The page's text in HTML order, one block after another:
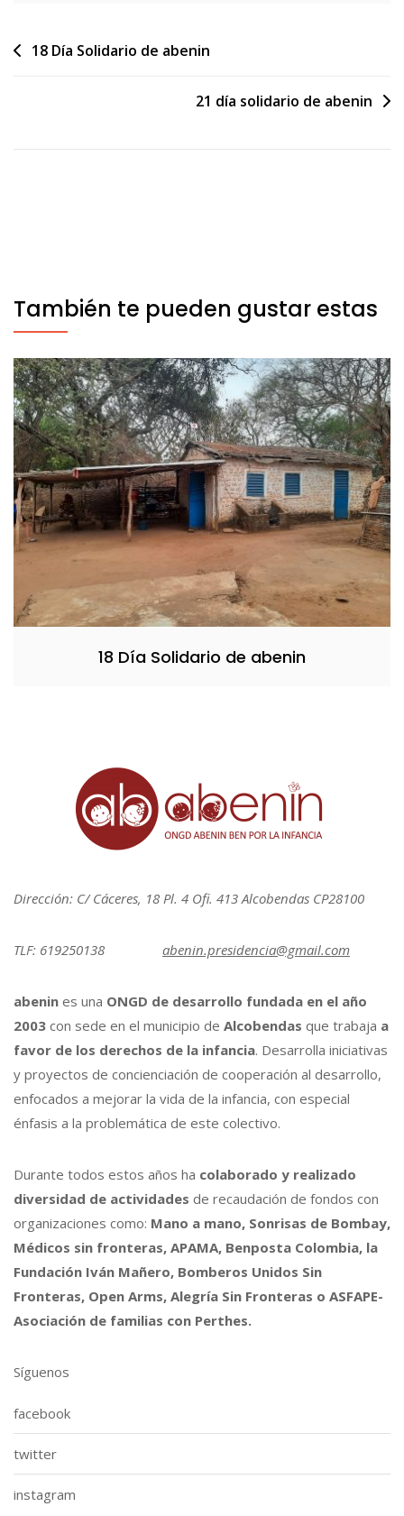
Navegación
18 Día Solidario de abenin
21 día solidario de abenin
También te pueden gustar estas
18 Día Solidario de abenin
Dirección: C/ Cáceres, 18 Pl. 4 Ofi. 413 Alcobendas CP28100
TLF: 619250138 abenin.presidencia@gmail.com
abenin es una ONGD de desarrollo fundada en el año
2003 con sede en el municipio de Alcobendas que trabaja a
favor de los derechos de la infancia. Desarrolla iniciativas
y proyectos de concienciación de cooperación al desarrollo,
enfocados a mejorar la vida de la infancia, con especial
énfasis a la problemática de este colectivo.
Durante todos estos años ha colaborado y realizado
diversidad de actividades de recaudación de fondos con
organizaciones como: Mano a mano, Sonrisas de Bombay,
Médicos sin fronteras, APAMA, Benposta Colombia, la
Fundación Iván Mañero, Bomberos Unidos Sin
Fronteras, Open Arms, Alegría Sin Fronteras o ASFAPE-
Asociación de familias con Perthes.
Síguenos
facebook
twitter
instagram